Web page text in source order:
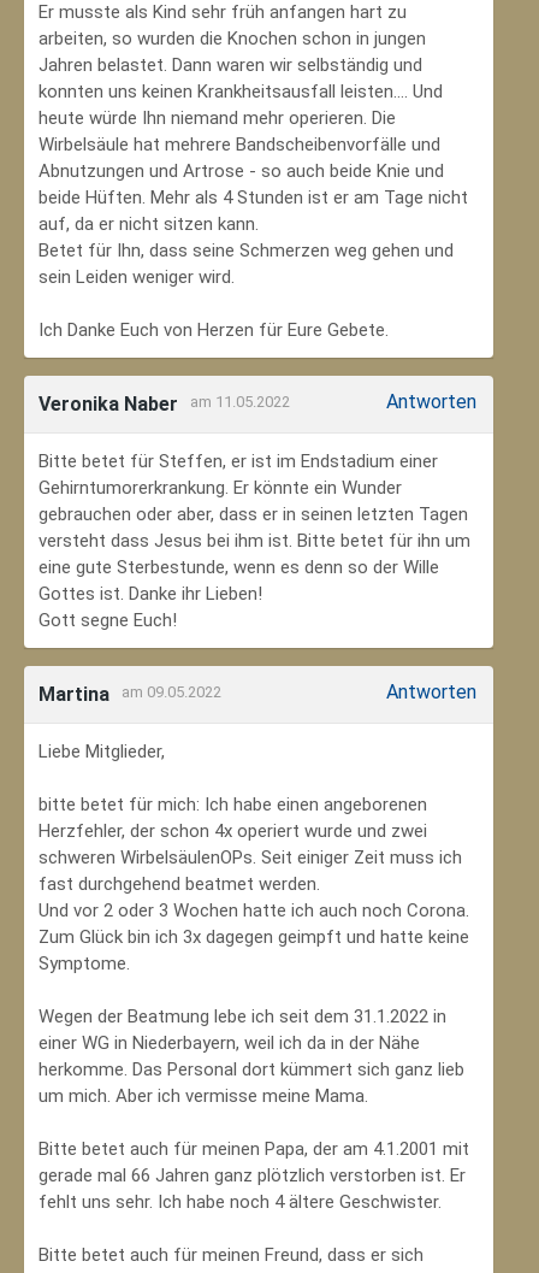
Er musste als Kind sehr früh anfangen hart zu
arbeiten, so wurden die Knochen schon in jungen
Jahren belastet. Dann waren wir selbständig und
konnten uns keinen Krankheitsausfall leisten.... Und
heute würde Ihn niemand mehr operieren. Die
Wirbelsäule hat mehrere Bandscheibenvorfälle und
Abnutzungen und Artrose - so auch beide Knie und
beide Hüften. Mehr als 4 Stunden ist er am Tage nicht
auf, da er nicht sitzen kann.
Betet für Ihn, dass seine Schmerzen weg gehen und
sein Leiden weniger wird.
Ich Danke Euch von Herzen für Eure Gebete.
Veronika Naber am 11.05.2022 Antworten
Bitte betet für Steffen, er ist im Endstadium einer
Gehirntumorerkrankung. Er könnte ein Wunder
gebrauchen oder aber, dass er in seinen letzten Tagen
versteht dass Jesus bei ihm ist. Bitte betet für ihn um
eine gute Sterbestunde, wenn es denn so der Wille
Gottes ist. Danke ihr Lieben!
Gott segne Euch!
Martina am 09.05.2022 Antworten
Liebe Mitglieder,
bitte betet für mich: Ich habe einen angeborenen
Herzfehler, der schon 4x operiert wurde und zwei
schweren WirbelsäulenOPs. Seit einiger Zeit muss ich
fast durchgehend beatmet werden.
Und vor 2 oder 3 Wochen hatte ich auch noch Corona.
Zum Glück bin ich 3x dagegen geimpft und hatte keine
Symptome.
Wegen der Beatmung lebe ich seit dem 31.1.2022 in
einer WG in Niederbayern, weil ich da in der Nähe
herkomme. Das Personal dort kümmert sich ganz lieb
um mich. Aber ich vermisse meine Mama.
Bitte betet auch für meinen Papa, der am 4.1.2001 mit
gerade mal 66 Jahren ganz plötzlich verstorben ist. Er
fehlt uns sehr. Ich habe noch 4 ältere Geschwister.
Bitte betet auch für meinen Freund, dass er sich